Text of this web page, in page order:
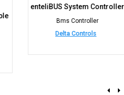
enteliBUS System Controller
Bms Controller
Delta Controls